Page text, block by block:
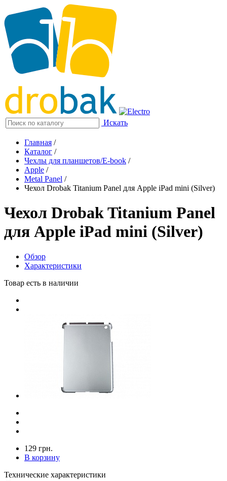
Искать
Главная /
Каталог /
Чехлы для планшетов/E-book /
Apple /
Metal Panel /
Чехол Drobak Titanium Panel для Apple iPad mini (Silver)
Чехол Drobak Titanium Panel
для Apple iPad mini (Silver)
Обзор
Характеристики
Товар есть в наличии
129 грн.
В корзину
Технические характеристики